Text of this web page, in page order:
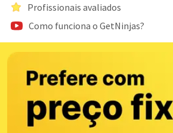
Profissionais avaliados
Como funciona o GetNinjas?